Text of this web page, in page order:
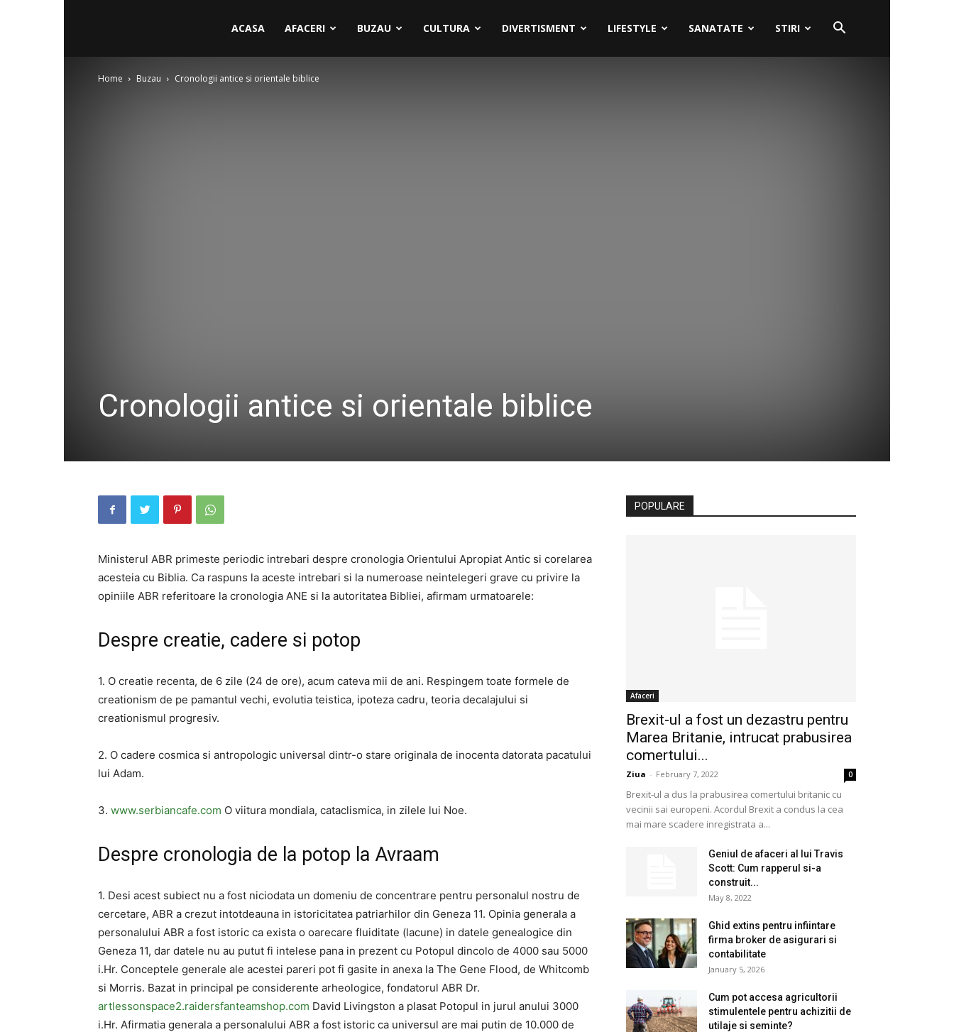
ACASA AFACERI BUZAU CULTURA DIVERTISMENT LIFESTYLE SANATATE STIRI
Home Buzau Cronologii antice si orientale biblice
Cronologii antice si orientale biblice
Ministerul ABR primeste periodic intrebari despre cronologia Orientului Apropiat Antic si corelarea
acesteia cu Biblia. Ca raspuns la aceste intrebari si la numeroase neintelegeri grave cu privire la
opiniile ABR referitoare la cronologia ANE si la autoritatea Bibliei, afirmam urmatoarele:
Despre creatie, cadere si potop
1. O creatie recenta, de 6 zile (24 de ore), acum cateva mii de ani. Respingem toate formele de
creationism de pe pamantul vechi, evolutia teistica, ipoteza cadru, teoria decalajului si
creationismul progresiv.
2. O cadere cosmica si antropologic universal dintr-o stare originala de inocenta datorata pacatului
lui Adam.
3. www.serbiancafe.com O viitura mondiala, cataclismica, in zilele lui Noe.
Despre cronologia de la potop la Avraam
1. Desi acest subiect nu a fost niciodata un domeniu de concentrare pentru personalul nostru de
cercetare, ABR a crezut intotdeauna in istoricitatea patriarhilor din Geneza 11. Opinia generala a
personalului ABR a fost istoric ca exista o oarecare fluiditate (lacune) in datele genealogice din
Geneza 11, dar datele nu au putut fi intelese pana in prezent cu Potopul dincolo de 4000 sau 5000
i.Hr. Conceptele generale ale acestei pareri pot fi gasite in anexa la The Gene Flood, de Whitcomb
si Morris. Bazat in principal pe considerente arheologice, fondatorul ABR Dr.
artlessonspace2.raidersfanteamshop.com David Livingston a plasat Potopul in jurul anului 3000
i.Hr. Afirmatia generala a personalului ABR a fost istoric ca universul are mai putin de 10.000 de
POPULARE
Afaceri
Brexit-ul a fost un dezastru pentru
Marea Britanie, intrucat prabusirea
comertului...
Ziua - February 7, 2022 0
Brexit-ul a dus la prabusirea comertului britanic cu
vecinii sai europeni. Acordul Brexit a condus la cea
mai mare scadere inregistrata a...
Geniul de afaceri al lui Travis
Scott: Cum rapperul si-a
construit...
May 8, 2022
Ghid extins pentru infiintare
firma broker de asigurari si
contabilitate
January 5, 2026
Cum pot accesa agricultorii
stimulentele pentru achizitii de
utilaje si seminte?